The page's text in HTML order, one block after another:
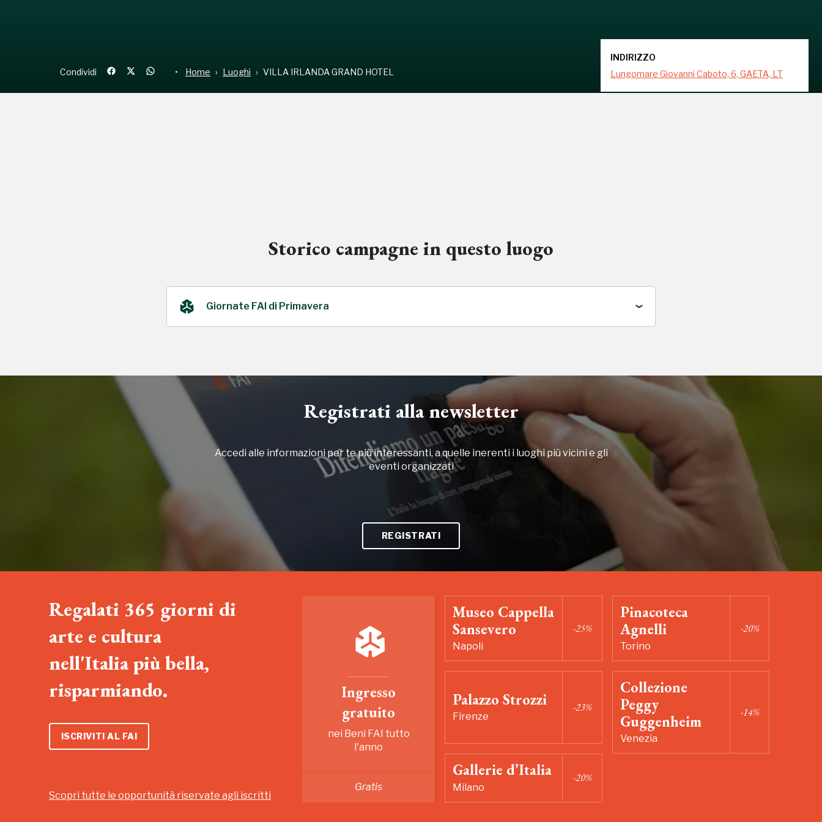
Condividi Home Luoghi VILLA IRLANDA GRAND HOTEL
INDIRIZZO
Lungomare Giovanni Caboto, 6, GAETA, LT
Storico campagne in questo luogo
Giornate FAI di Primavera
Registrati alla newsletter
Accedi alle informazioni per te più interessanti, a quelle inerenti i luoghi più vicini e gli
eventi organizzati
REGISTRATI
Regalati 365 giorni di
arte e cultura
nell'Italia più bella,
risparmiando.
ISCRIVITI AL FAI
Scopri tutte le opportunità riservate agli iscritti
Ingresso
gratuito
nei Beni FAI tutto
l'anno
Gratis
Museo Cappella
Sansevero
Napoli
-25%
Pinacoteca
Agnelli
Torino
-20%
Palazzo Strozzi
Firenze
-23%
Collezione
Peggy
Guggenheim
Venezia
-14%
Gallerie d’Italia
Milano
-20%